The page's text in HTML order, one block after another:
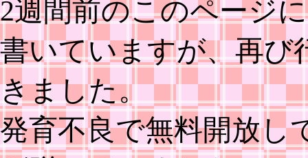
2週間前のこのページに
書いていますが、再び
きました。
発育不良で無料開放し